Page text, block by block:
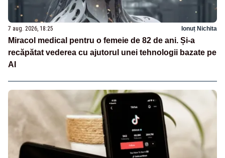
7 aug. 2026, 18:25 Ionuț Nichita
Miracol medical pentru o femeie de 82 de ani. Și-a
recăpătat vederea cu ajutorul unei tehnologii bazate pe
AI